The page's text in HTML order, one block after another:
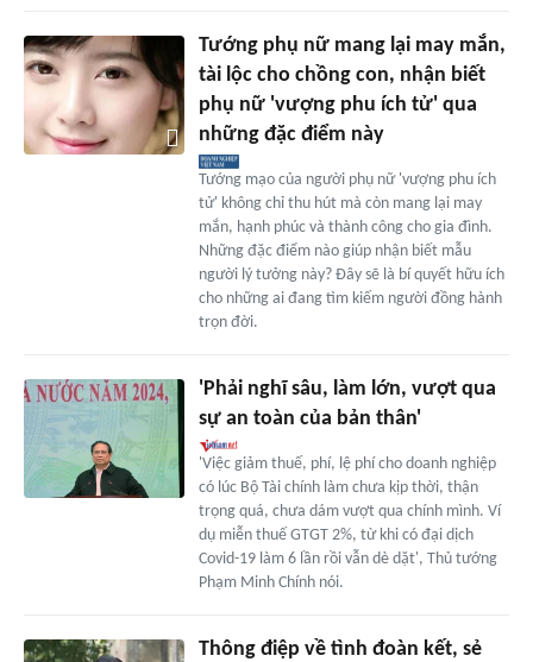
Tướng phụ nữ mang lại may mắn,
tài lộc cho chồng con, nhận biết
phụ nữ 'vượng phu ích tử' qua
những đặc điểm này
Tướng mạo của người phụ nữ 'vượng phu ích
tử' không chỉ thu hút mà còn mang lại may
mắn, hạnh phúc và thành công cho gia đình.
Những đặc điểm nào giúp nhận biết mẫu
người lý tưởng này? Đây sẽ là bí quyết hữu ích
cho những ai đang tìm kiếm người đồng hành
trọn đời.
'Phải nghĩ sâu, làm lớn, vượt qua
sự an toàn của bản thân'
'Việc giảm thuế, phí, lệ phí cho doanh nghiệp
có lúc Bộ Tài chính làm chưa kịp thời, thận
trọng quá, chưa dám vượt qua chính mình. Ví
dụ miễn thuế GTGT 2%, từ khi có đại dịch
Covid-19 làm 6 lần rồi vẫn dè dặt', Thủ tướng
Phạm Minh Chính nói.
Thông điệp về tình đoàn kết, sẻ